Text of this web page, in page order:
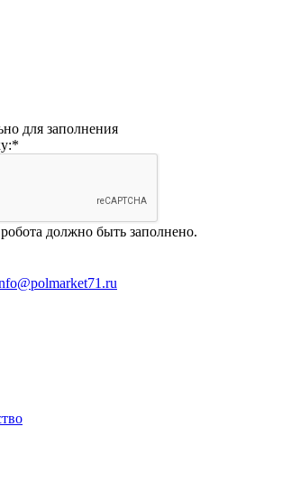
для заполнения
*
должно быть заполнено.